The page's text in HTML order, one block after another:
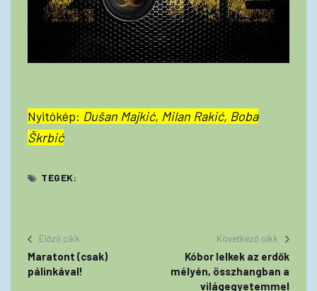
Nyitókép: Dušan Majkić, Milan Rakić, Boba
Škrbić
TEGEK:
Előző cikk
Maratont (csak)
pálinkával!
Következő cikk
Kóbor lelkek az erdők
mélyén, összhangban a
világegyetemmel